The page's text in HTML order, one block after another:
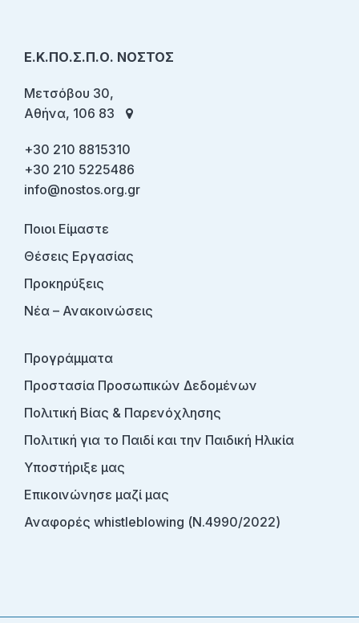
Ε.Κ.ΠΟ.Σ.Π.Ο. ΝΟΣΤΟΣ
Μετσόβου 30,
Αθήνα, 106 83
+30 210 8815310
+30 210 5225486
info@nostos.org.gr
Ποιοι Είμαστε
Θέσεις Εργασίας
Προκηρύξεις
Νέα – Ανακοινώσεις
Προγράμματα
Προστασία Προσωπικών Δεδομένων
Πολιτική Βίας & Παρενόχλησης
Πολιτική για το Παιδί και την Παιδική Ηλικία
Υποστήριξε μας
Επικοινώνησε μαζί μας
Αναφορές whistleblowing (Ν.4990/2022)